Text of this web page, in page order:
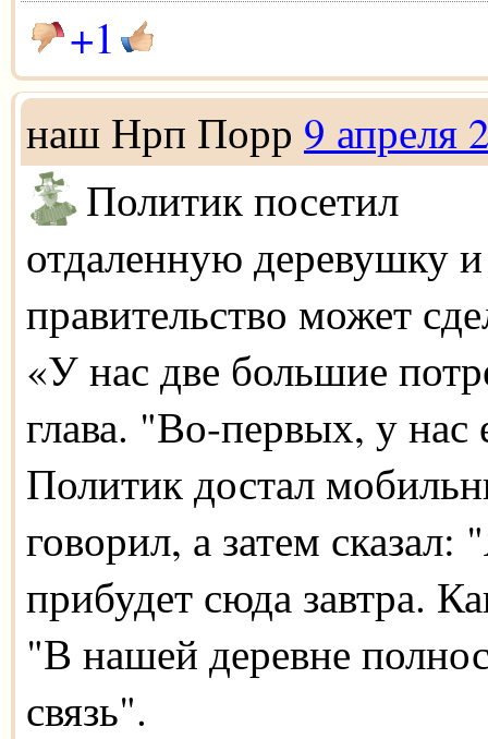
+1
наш Нрп Порр 9 апреля
Политик посетил
отдаленную деревушку
правительство может
«У нас две большие
глава. "Во-первых, у нас
Политик достал
говорил, а затем
прибудет сюда завтра.
"В нашей деревне
связь".